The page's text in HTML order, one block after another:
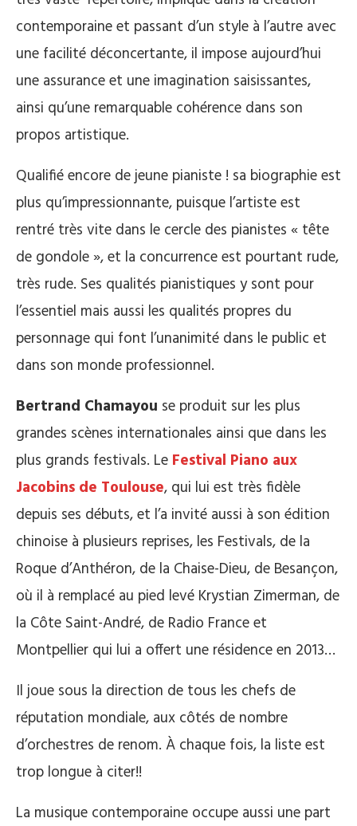
contemporaine et passant d’un style à l’autre avec
une facilité déconcertante, il impose aujourd’hui
une assurance et une imagination saisissantes,
ainsi qu’une remarquable cohérence dans son
propos artistique.
Qualifié encore de jeune pianiste ! sa biographie est
plus qu’impressionnante, puisque l’artiste est
rentré très vite dans le cercle des pianistes « tête
de gondole », et la concurrence est pourtant rude,
très rude. Ses qualités pianistiques y sont pour
l’essentiel mais aussi les qualités propres du
personnage qui font l’unanimité dans le public et
dans son monde professionnel.
Bertrand Chamayou se produit sur les plus
grandes scènes internationales ainsi que dans les
plus grands festivals. Le Festival Piano aux
Jacobins de Toulouse, qui lui est très fidèle
depuis ses débuts, et l’a invité aussi à son édition
chinoise à plusieurs reprises, les Festivals, de la
Roque d’Anthéron, de la Chaise-Dieu, de Besançon,
où il à remplacé au pied levé Krystian Zimerman, de
la Côte Saint-André, de Radio France et
Montpellier qui lui a offert une résidence en 2013…
Il joue sous la direction de tous les chefs de
réputation mondiale, aux côtés de nombre
d’orchestres de renom. À chaque fois, la liste est
trop longue à citer!!
La musique contemporaine occupe aussi une part